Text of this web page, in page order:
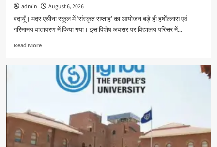
admin
August 6, 2026
बदायूँ। मदर एथीना स्कूल में ‘संस्कृत सप्ताह’ का आयोजन बड़े ही हर्षाेल्लास एवं
गरिमामय वातावरण में किया गया। इस विशेष अवसर पर विद्यालय परिसर में...
Read MoreRead
सप्ताह’
के
अवसर